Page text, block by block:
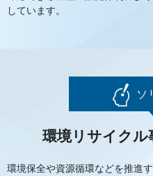
しています。
ソ
環境リサイク
環境保全や資源循環などを推進